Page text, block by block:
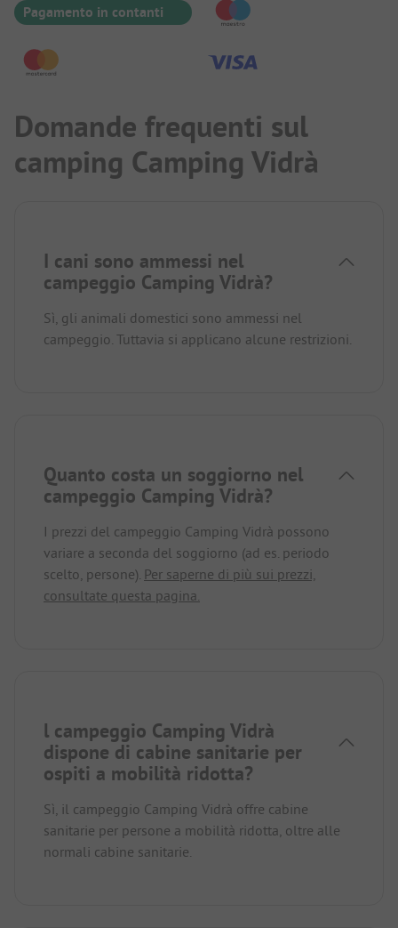
Pagamento in contanti
Domande frequenti sul
camping Camping Vidrà
I cani sono ammessi nel
campeggio Camping Vidrà?
Sì, gli animali domestici sono ammessi nel
campeggio. Tuttavia si applicano alcune restrizioni.
Quanto costa un soggiorno nel
campeggio Camping Vidrà?
I prezzi del campeggio Camping Vidrà possono
variare a seconda del soggiorno (ad es. periodo
scelto, persone). Per saperne di più sui prezzi,
consultate questa pagina.
l campeggio Camping Vidrà
dispone di cabine sanitarie per
ospiti a mobilità ridotta?
Sì, il campeggio Camping Vidrà offre cabine
sanitarie per persone a mobilità ridotta, oltre alle
normali cabine sanitarie.